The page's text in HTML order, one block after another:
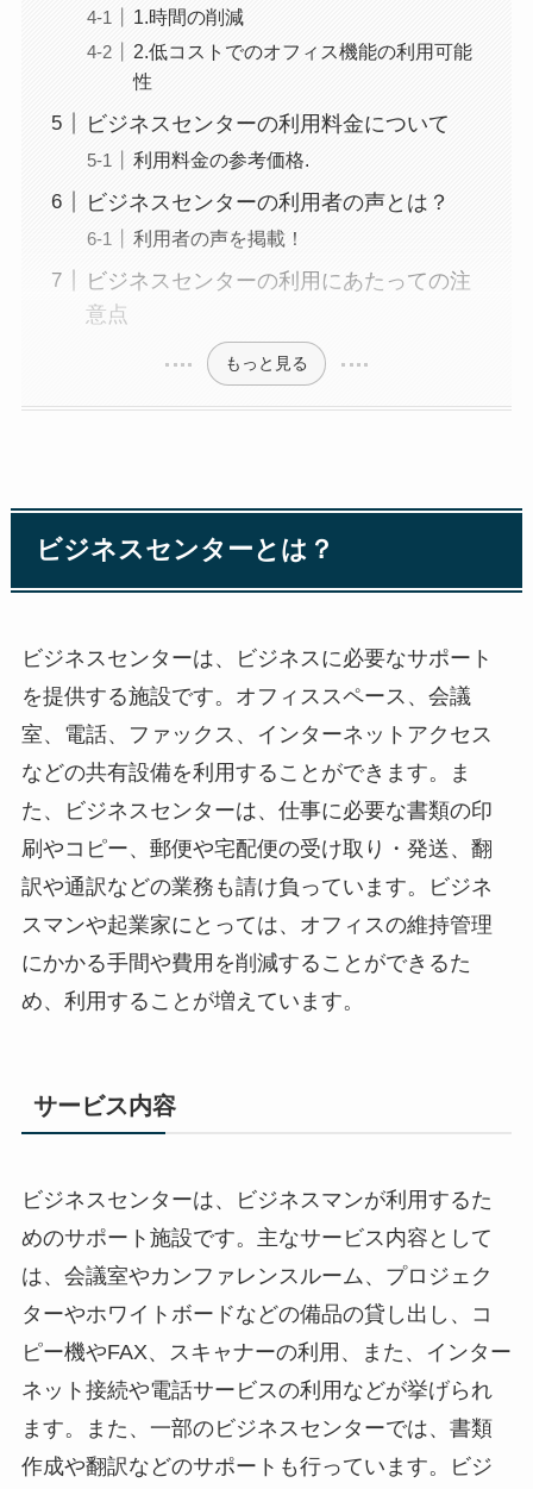
1.時間の削減
2.低コストでのオフィス機能の利用可能
性
ビジネスセンターの利用料金について
利用料金の参考価格.
ビジネスセンターの利用者の声とは？
利用者の声を掲載！
ビジネスセンターの利用にあたっての注
意点
もっと見る
ビジネスセンターとは？
ビジネスセンターは、ビジネスに必要なサポート
を提供する施設です。オフィススペース、会議
室、電話、ファックス、インターネットアクセス
などの共有設備を利用することができます。ま
た、ビジネスセンターは、仕事に必要な書類の印
刷やコピー、郵便や宅配便の受け取り・発送、翻
訳や通訳などの業務も請け負っています。ビジネ
スマンや起業家にとっては、オフィスの維持管理
にかかる手間や費用を削減することができるた
め、利用することが増えています。
サービス内容
ビジネスセンターは、ビジネスマンが利用するた
めのサポート施設です。主なサービス内容として
は、会議室やカンファレンスルーム、プロジェク
ターやホワイトボードなどの備品の貸し出し、コ
ピー機やFAX、スキャナーの利用、また、インター
ネット接続や電話サービスの利用などが挙げられ
ます。また、一部のビジネスセンターでは、書類
作成や翻訳などのサポートも行っています。ビジ